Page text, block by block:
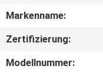
UNS
Markenname:
Zertifizierung:
Modellnummer: